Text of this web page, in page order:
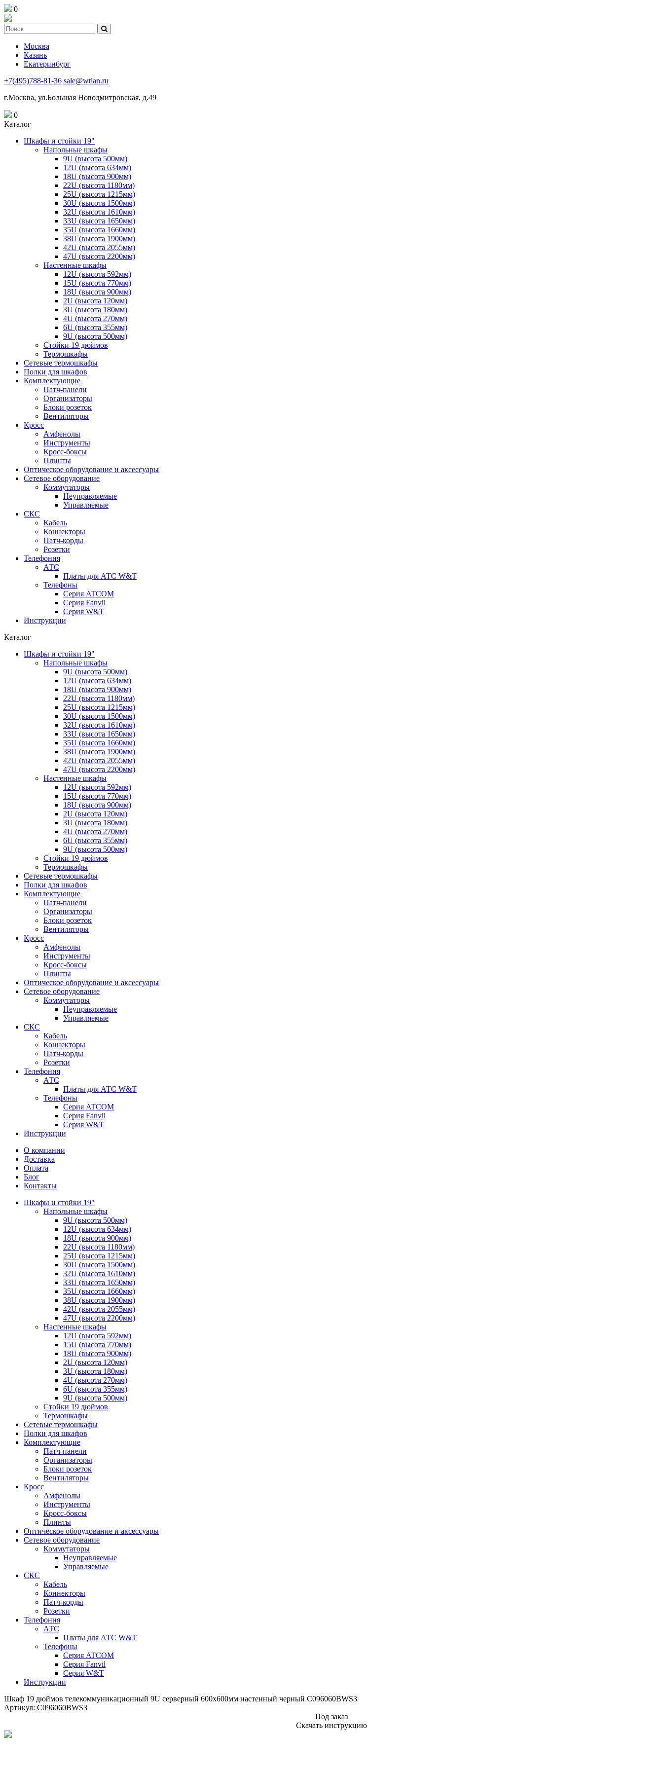
0
Москва
Казань
Екатеринбург
+7(495)788-81-36 sale@wtlan.ru
г.Москва, ул.Большая Новодмитровская, д.49
0
Каталог
Шкафы и стойки 19"
Напольные шкафы
9U (высота 500мм)
12U (высота 634мм)
18U (высота 900мм)
22U (высота 1180мм)
25U (высота 1215мм)
30U (высота 1500мм)
32U (высота 1610мм)
33U (высота 1650мм)
35U (высота 1660мм)
38U (высота 1900мм)
42U (высота 2055мм)
47U (высота 2200мм)
Настенные шкафы
12U (высота 592мм)
15U (высота 770мм)
18U (высота 900мм)
2U (высота 120мм)
3U (высота 180мм)
4U (высота 270мм)
6U (высота 355мм)
9U (высота 500мм)
Стойки 19 дюймов
Термошкафы
Сетевые термошкафы
Полки для шкафов
Комплектующие
Патч-панели
Организаторы
Блоки розеток
Вентиляторы
Кросс
Амфенолы
Инструменты
Кросс-боксы
Плинты
Оптическое оборудование и аксессуары
Сетевое оборудование
Коммутаторы
Неуправляемые
Управляемые
СКС
Кабель
Коннекторы
Патч-корды
Розетки
Телефония
АТС
Платы для АТС W&T
Телефоны
Серия ATCOM
Серия Fanvil
Серия W&T
Инструкции
Каталог
Шкафы и стойки 19"
Напольные шкафы
9U (высота 500мм)
12U (высота 634мм)
18U (высота 900мм)
22U (высота 1180мм)
25U (высота 1215мм)
30U (высота 1500мм)
32U (высота 1610мм)
33U (высота 1650мм)
35U (высота 1660мм)
38U (высота 1900мм)
42U (высота 2055мм)
47U (высота 2200мм)
Настенные шкафы
12U (высота 592мм)
15U (высота 770мм)
18U (высота 900мм)
2U (высота 120мм)
3U (высота 180мм)
4U (высота 270мм)
6U (высота 355мм)
9U (высота 500мм)
Стойки 19 дюймов
Термошкафы
Сетевые термошкафы
Полки для шкафов
Комплектующие
Патч-панели
Организаторы
Блоки розеток
Вентиляторы
Кросс
Амфенолы
Инструменты
Кросс-боксы
Плинты
Оптическое оборудование и аксессуары
Сетевое оборудование
Коммутаторы
Неуправляемые
Управляемые
СКС
Кабель
Коннекторы
Патч-корды
Розетки
Телефония
АТС
Платы для АТС W&T
Телефоны
Серия ATCOM
Серия Fanvil
Серия W&T
Инструкции
О компании
Доставка
Оплата
Блог
Контакты
Шкафы и стойки 19"
Напольные шкафы
9U (высота 500мм)
12U (высота 634мм)
18U (высота 900мм)
22U (высота 1180мм)
25U (высота 1215мм)
30U (высота 1500мм)
32U (высота 1610мм)
33U (высота 1650мм)
35U (высота 1660мм)
38U (высота 1900мм)
42U (высота 2055мм)
47U (высота 2200мм)
Настенные шкафы
12U (высота 592мм)
15U (высота 770мм)
18U (высота 900мм)
2U (высота 120мм)
3U (высота 180мм)
4U (высота 270мм)
6U (высота 355мм)
9U (высота 500мм)
Стойки 19 дюймов
Термошкафы
Сетевые термошкафы
Полки для шкафов
Комплектующие
Патч-панели
Организаторы
Блоки розеток
Вентиляторы
Кросс
Амфенолы
Инструменты
Кросс-боксы
Плинты
Оптическое оборудование и аксессуары
Сетевое оборудование
Коммутаторы
Неуправляемые
Управляемые
СКС
Кабель
Коннекторы
Патч-корды
Розетки
Телефония
АТС
Платы для АТС W&T
Телефоны
Серия ATCOM
Серия Fanvil
Серия W&T
Инструкции
Шкаф 19 дюймов телекоммуникационный 9U серверный 600х600мм настенный черный C096060BWS3
Артикул: C096060BWS3
Под заказ
Скачать инструкцию